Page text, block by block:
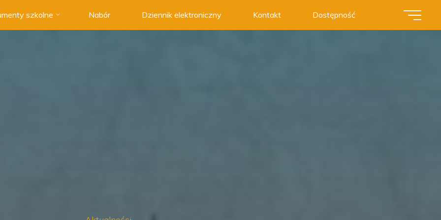
szkolne Nabór Dziennik elektroniczny Kontakt Dostępność